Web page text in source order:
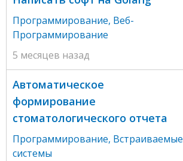
Программирование, Веб-
Программирование
5 месяцев назад
Автоматическое
формирование
стоматологического отчета
Программирование, Встраиваемые
системы